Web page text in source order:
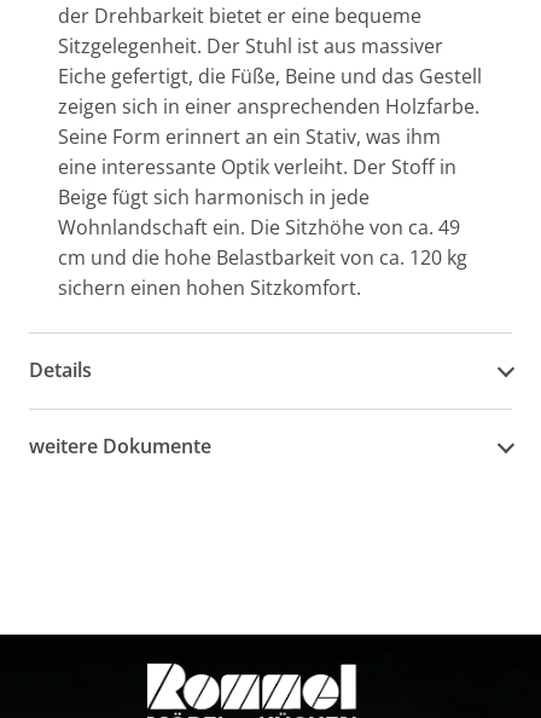
der Drehbarkeit bietet er eine bequeme
Sitzgelegenheit. Der Stuhl ist aus massiver
Eiche gefertigt, die Füße, Beine und das Gestell
zeigen sich in einer ansprechenden Holzfarbe.
Seine Form erinnert an ein Stativ, was ihm
eine interessante Optik verleiht. Der Stoff in
Beige fügt sich harmonisch in jede
Wohnlandschaft ein. Die Sitzhöhe von ca. 49
cm und die hohe Belastbarkeit von ca. 120 kg
sichern einen hohen Sitzkomfort.
Details
weitere Dokumente